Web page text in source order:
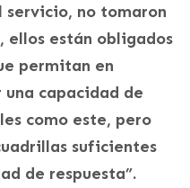
servicio, no tomaron
ellos están obligados
permitan en
capacidad de
como este, pero
suficientes
de respuesta”.